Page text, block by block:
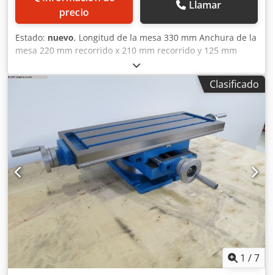
precio
Llamar
Estado: nuevo, Longitud de la mesa 330 mm Anchura de la
mesa 220 mm recorrido x 210 mm recorrido y 125 mm
Altura de la mesa 150 mm Ranuras en T 12 mm Peso 33 kg
Dimensiones L x A x A 0,41 x 0,35 x 0,22 mm Djdpsupw
Clasificado
1 /7